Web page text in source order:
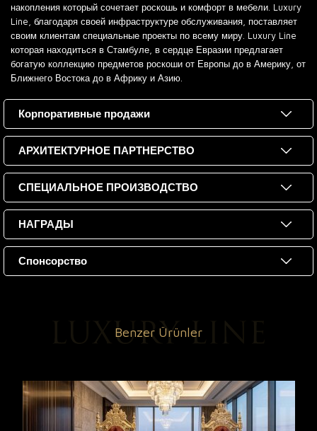
накопления который сочетает роскошь и комфорт в мебели. Luxury
Line, благодаря своей инфраструктуре обслуживания, поставляет
своим клиентам специальные проекты по всему миру. Luxury Line
которая находиться в Стамбуле, в сердце Евразии предлагает
богатую коллекцию предметов роскоши от Европы до в Америку, от
Ближнего Востока до в Африку и Азию.
Корпоративные продажи
АРХИТЕКТУРНОЕ ПАРТНЕРСТВО
СПЕЦИАЛЬНОЕ ПРОИЗВОДСТВО
НАГРАДЫ
Спонсорство
Benzer Ürünler